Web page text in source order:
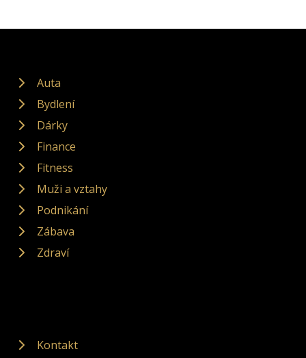
Auta
Bydlení
Dárky
Finance
Fitness
Muži a vztahy
Podnikání
Zábava
Zdraví
Kontakt